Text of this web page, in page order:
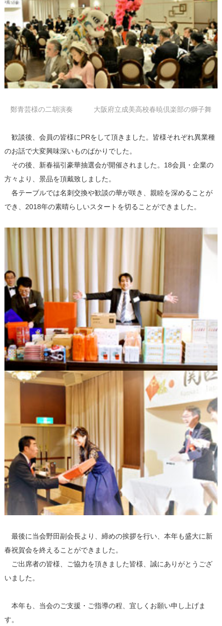
鄭青芸様の二胡演奏 大阪府立成美高校春暁倶楽部の獅子舞
歓談後、会員の皆様にPRをして頂きました。皆様それぞれ異業種
のお話で大変興味深いものばかりでした。
その後、新春福引豪華抽選会が開催されました。18会員・企業の
方々より、景品を頂戴致しました。
各テーブルでは名刺交換や歓談の華が咲き、親睦を深めることが
でき、2018年の素晴らしいスタートを切ることができました。
最後に当会野田副会長より、締めの挨拶を行い、本年も盛大に新
春祝賀会を終えることができました。
ご出席者の皆様、ご協力を頂きました皆様、誠にありがとうござ
いました。
本年も、当会のご支援・ご指導の程、宜しくお願い申し上げま
す。